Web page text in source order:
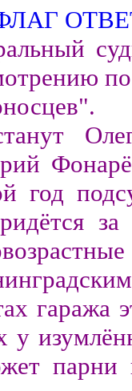
год
гаража
у
парни